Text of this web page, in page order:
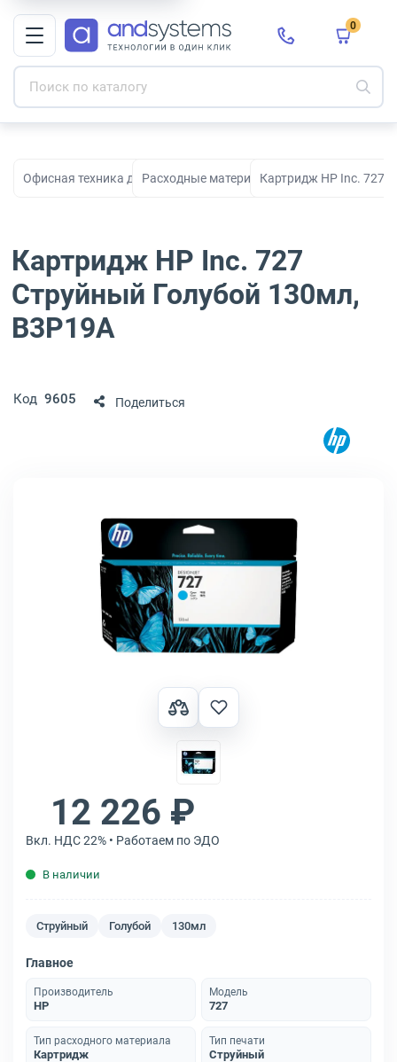
0
Офисная техника для печати, сканирования и
Расходные материалы для принтеров и
Картридж HP Inc. 727
Картридж HP Inc. 727
Струйный Голубой 130мл,
B3P19A
Код 9605 Поделиться
12 226 ₽
Вкл. НДС 22% • Работаем по ЭДО
В наличии
Струйный Голубой 130мл
Главное
Производитель
HP
Модель
727
Тип расходного материала
Картридж
Тип печати
Струйный